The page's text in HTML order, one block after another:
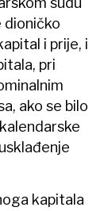
dioničko
i prije, i
pri
ako se bilo
kapitala